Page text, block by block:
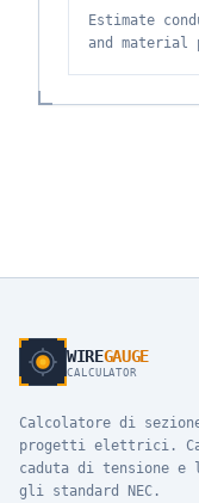
Estimate
and material
WIREGAUGE
CALCULATOR
Calcolatore di
progetti elettrici.
caduta di tensione e
gli standard NEC.